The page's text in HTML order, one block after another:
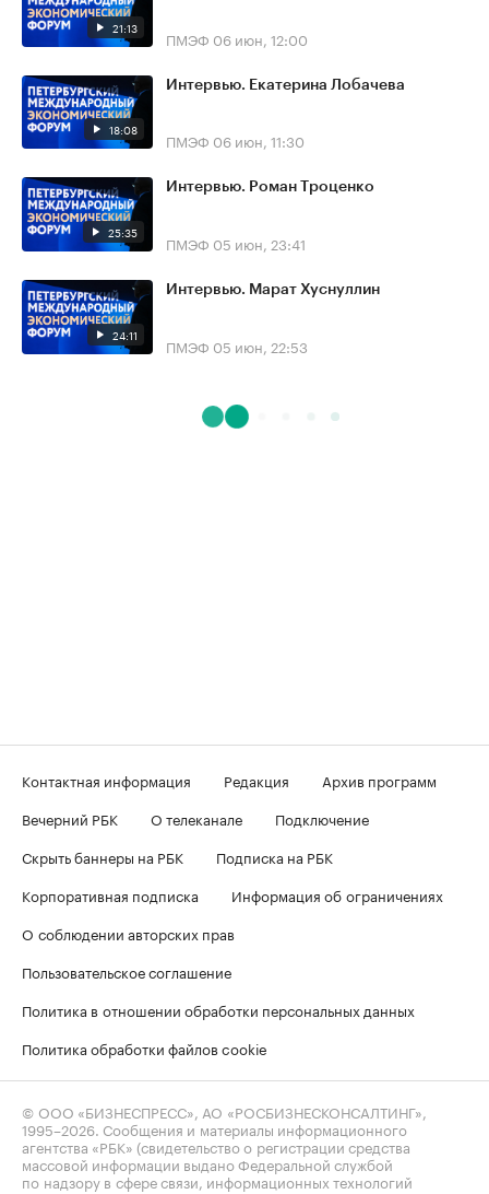
21:13 ПМЭФ 06 июн, 12:00
18:08
Интервью. Екатерина Лобачева
ПМЭФ 06 июн, 11:30
25:35
Интервью. Роман Троценко
ПМЭФ 05 июн, 23:41
24:11
Интервью. Марат Хуснуллин
ПМЭФ 05 июн, 22:53
Контактная информация Редакция
Архив программ
Вечерний РБК
О телеканале
Подключение
Скрыть баннеры на РБК
Подписка на РБК
Корпоративная подписка
Информация об ограничениях
О соблюдении авторских прав
Пользовательское соглашение
Политика в отношении обработки персональных данных
Политика обработки файлов cookie
© ООО «БИЗНЕСПРЕСС», АО «РОСБИЗНЕСКОНСАЛТИНГ»,
1995–2026 . Сообщения и материалы информационного
агентства «РБК» (свидетельство о регистрации средства
массовой информации выдано Федеральной службой
по надзору в сфере связи, информационных технологий